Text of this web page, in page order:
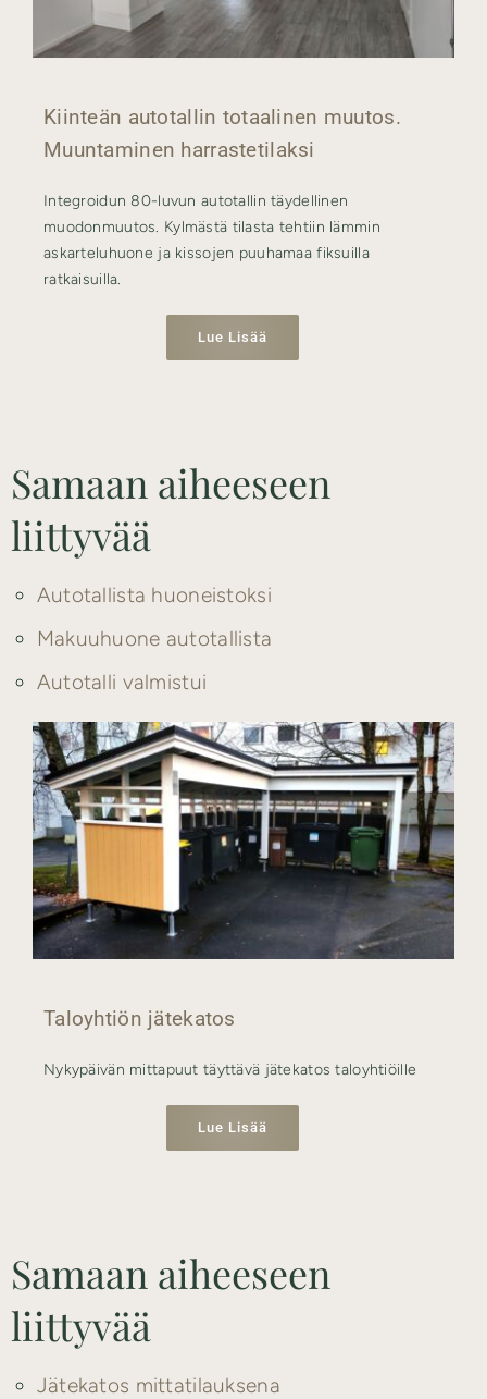
Kiinteän autotallin totaalinen muutos.
Muuntaminen harrastetilaksi
Integroidun 80-luvun autotallin täydellinen
muodonmuutos. Kylmästä tilasta tehtiin lämmin
askarteluhuone ja kissojen puuhamaa fiksuilla
ratkaisuilla.
Lue Lisää
Samaan aiheeseen
liittyvää
Autotallista huoneistoksi
Makuuhuone autotallista
Autotalli valmistui
Taloyhtiön jätekatos
Nykypäivän mittapuut täyttävä jätekatos taloyhtiöille
Lue Lisää
Samaan aiheeseen
liittyvää
Jätekatos mittatilauksena